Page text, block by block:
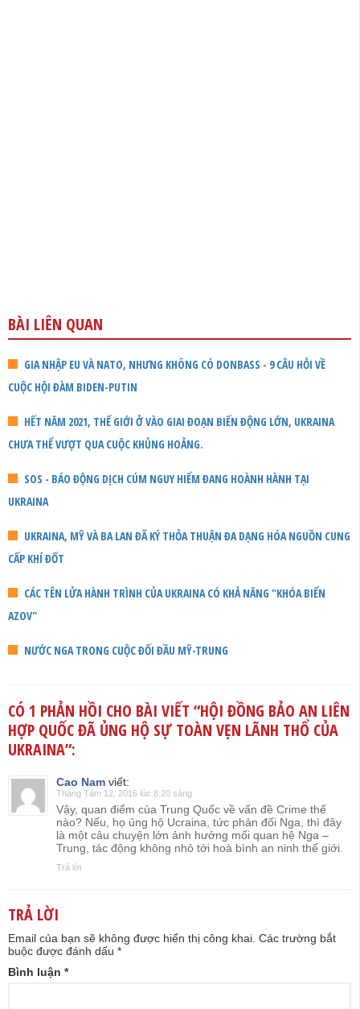
BÀI LIÊN QUAN
GIA NHẬP EU VÀ NATO, NHƯNG KHÔNG CÓ DONBASS - 9 CÂU HỎI VỀ
CUỘC HỘI ĐÀM BIDEN-PUTIN
HẾT NĂM 2021, THẾ GIỚI Ở VÀO GIAI ĐOẠN BIẾN ĐỘNG LỚN, UKRAINA
CHƯA THỂ VƯỢT QUA CUỘC KHỦNG HOẢNG.
SOS - BÁO ĐỘNG DỊCH CÚM NGUY HIỂM ĐANG HOÀNH HÀNH TẠI
UKRAINA
UKRAINA, MỸ VÀ BA LAN ĐÃ KÝ THỎA THUẬN ĐA DẠNG HÓA NGUỒN CUNG
CẤP KHÍ ĐỐT
CÁC TÊN LỬA HÀNH TRÌNH CỦA UKRAINA CÓ KHẢ NĂNG "KHÓA BIỂN
AZOV"
NƯỚC NGA TRONG CUỘC ĐỐI ĐẦU MỸ-TRUNG
CÓ 1 PHẢN HỒI CHO BÀI VIẾT “HỘI ĐỒNG BẢO AN LIÊN
HỢP QUỐC ĐÃ ỦNG HỘ SỰ TOÀN VẸN LÃNH THỔ CỦA
UKRAINA”:
Cao Nam viết:
Tháng Tám 12, 2016 lúc 8:20 sáng
Vậy, quan điểm của Trung Quốc về vấn đề Crime thế
nào? Nếu, họ ủng hộ Ucraina, tức phản đối Nga, thì đây
là một câu chuyện lớn ảnh hưởng mối quan hệ Nga –
Trung, tác động không nhỏ tới hoà bình an ninh thế giới.
Trả lời
TRẢ LỜI
Email của bạn sẽ không được hiển thị công khai. Các trường bắt
buộc được đánh dấu *
Bình luận *